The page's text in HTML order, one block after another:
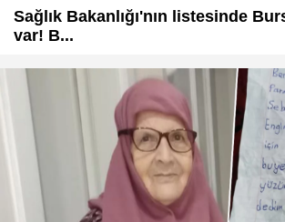
Sağlık Bakanlığı'nın listesinde
var! B...